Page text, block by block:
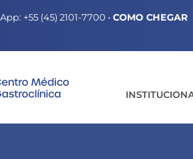
+55 (45) 2101-7700 • COMO CHEGAR